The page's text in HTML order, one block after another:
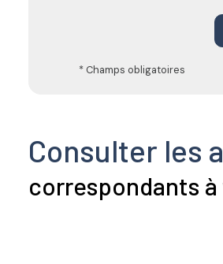
* Champs obligatoires
Consulter les
correspondants